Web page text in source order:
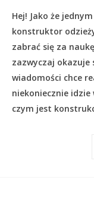
Hej! Jako że
konstruktor
zabrać się za
zazwyczaj okazuje
wiadomości chce
niekoniecznie
czym jest